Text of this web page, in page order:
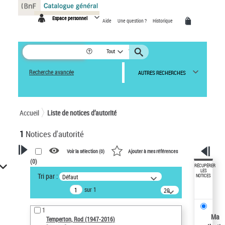
Espace personnel Aide Une question ? Historique
Tout
Recherche avancée AUTRES RECHERCHES
Accueil Liste de notices d’autorité
1 Notices d'autorité
VOTRE RECHERCHE
Recherche avancée dans les
notices d’autorité
Œuvres liées à l'auteur :
Temperton, Rod (1947-2016)
Voir la sélection (0) Ajouter à mes références
(0)
Tri par : Défaut
sur 1
20
résultats/page
1
Temperton, Rod (1947-2016)
RÉCUPÉRER
LES
NOTICES
Ma
Panneau de gestion des cookies